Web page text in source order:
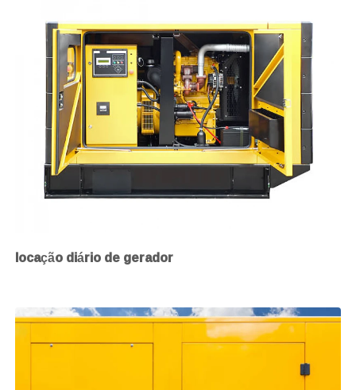
locação diário de gerador